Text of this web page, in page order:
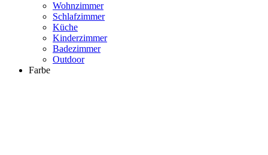
Wohnzimmer
Schlafzimmer
Küche
Kinderzimmer
Badezimmer
Outdoor
Farbe